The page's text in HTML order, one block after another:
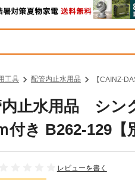
工具 配管内止水用品 【CAINZ-
内止水用品 シン
き B262-129【
レビューを書く